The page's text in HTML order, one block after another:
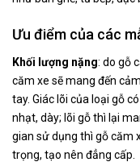
Ưu điểm của các
Khối lượng nặng: do gỗ
căm xe sẽ mang đến
tay. Giác lõi của loại gỗ
nhạt, dày; lõi gỗ thì lại
gian sử dụng thì gỗ căm
trọng, tạo nên đẳng cấp.